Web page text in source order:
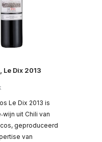
Le Dix 2013
Le Dix 2013 is
uit Chili van
geproduceerd
van